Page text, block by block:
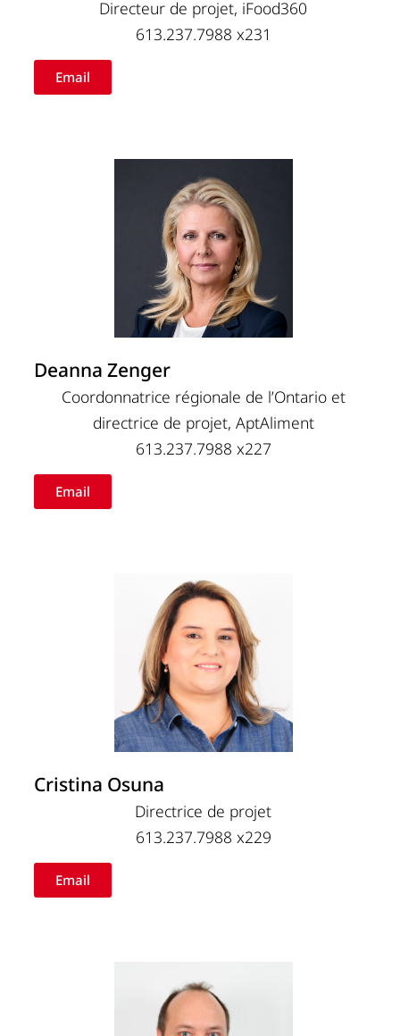
Directeur de projet, iFood360
613.237.7988 x231
Email
Deanna Zenger
Coordonnatrice régionale de l’Ontario et
directrice de projet, AptAliment
613.237.7988 x227
Email
Cristina Osuna
Directrice de projet
613.237.7988 x229
Email